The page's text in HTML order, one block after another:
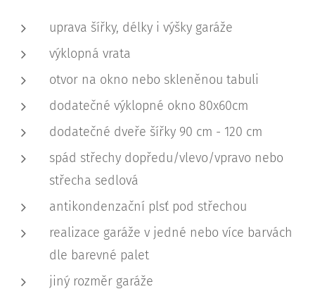
uprava šířky, délky i výšky garáže
výklopná vrata
otvor na okno nebo skleněnou tabuli
dodatečné výklopné okno 80x60cm
dodatečné dveře šířky 90 cm - 120 cm
spád střechy dopředu/vlevo/vpravo nebo
střecha sedlová
antikondenzační plsť pod střechou
realizace garáže v jedné nebo více barvách
dle barevné palet
jiný rozměr garáže